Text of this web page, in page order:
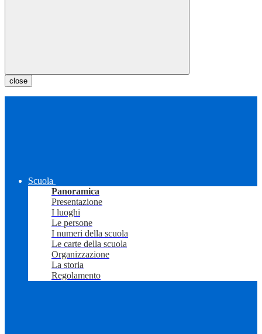
close
Scuola
Panoramica
Presentazione
I luoghi
Le persone
I numeri della scuola
Le carte della scuola
Organizzazione
La storia
Regolamento